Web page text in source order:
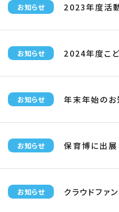
お知らせ 2023年度活
お知らせ 2024年度こ
お知らせ 年末年始のお
お知らせ 保育博に出展
お知らせ クラウドファ